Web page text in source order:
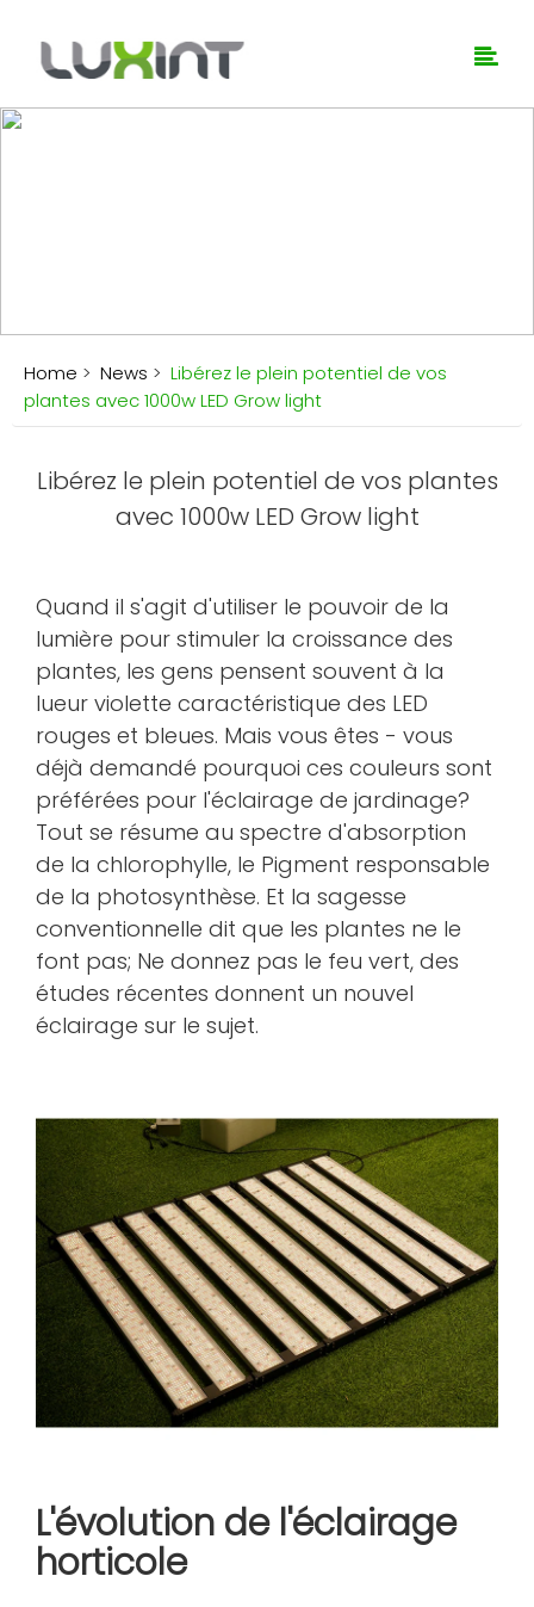
Home > News > Libérez le plein potentiel de vos
plantes avec 1000w LED Grow light
Libérez le plein potentiel de vos plantes
avec 1000w LED Grow light
Quand il s'agit d'utiliser le pouvoir de la
lumière pour stimuler la croissance des
plantes, les gens pensent souvent à la
lueur violette caractéristique des LED
rouges et bleues. Mais vous êtes - vous
déjà demandé pourquoi ces couleurs sont
préférées pour l'éclairage de jardinage?
Tout se résume au spectre d'absorption
de la chlorophylle, le Pigment responsable
de la photosynthèse. Et la sagesse
conventionnelle dit que les plantes ne le
font pas; Ne donnez pas le feu vert, des
études récentes donnent un nouvel
éclairage sur le sujet.
L'évolution de l'éclairage
horticole